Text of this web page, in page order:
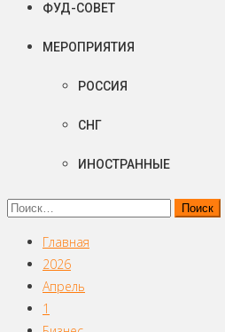
ФУД-СОВЕТ
МЕРОПРИЯТИЯ
РОССИЯ
СНГ
ИНОСТРАННЫЕ
Найти:
Главная
2026
Апрель
1